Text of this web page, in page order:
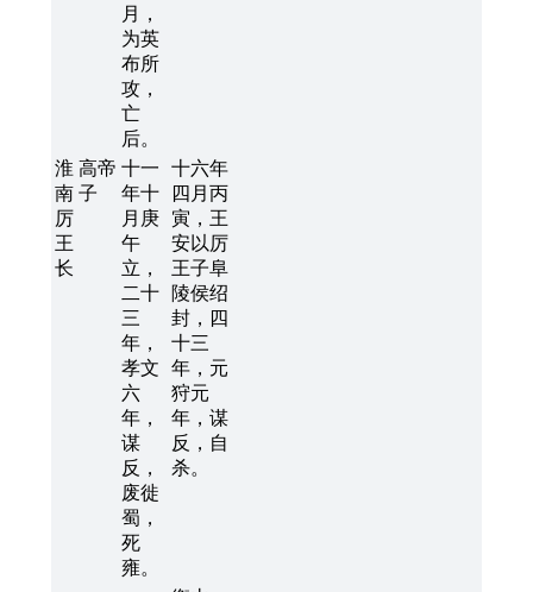
月，
为英
布所
攻，
亡
后。
淮
南
厉
王
长
高帝
子
十一
年十
月庚
午
立，
二十
三
年，
孝文
六
年，
谋
反，
废徙
蜀，
死
雍。
十六年
四月丙
寅，王
安以厉
王子阜
陵侯绍
封，四
十三
年，元
狩元
年，谋
反，自
杀。